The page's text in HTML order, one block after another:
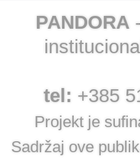
PANDORA
tel: +385
Projekt je
Sadržaj ove